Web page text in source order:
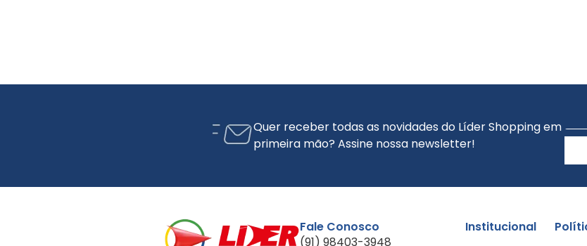
Quer receber todas as novidades do Líder Shopping em
primeira mão? Assine nossa newsletter!
Fale Conosco
(91) 98403-3948
Institucional